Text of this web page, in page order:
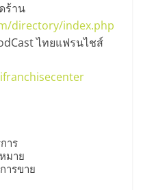
ร้าน
directory/index.php
ไทยแฟรนไชส์
าร
มาย
ารขาย